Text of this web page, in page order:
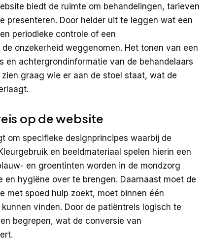
biedt de ruimte om behandelingen, tarieven
presenteren. Door helder uit te leggen wat een
periodieke controle of een
onzekerheid weggenomen. Het tonen van een
en achtergrondinformatie van de behandelaars
graag wie er aan de stoel staat, wat de
op de website
om specifieke designprincipes waarbij de
en beeldmateriaal spelen hierin een
en groentinten worden in de mondzorg
hygiëne over te brengen. Daarnaast moet de
met spoed hulp zoekt, moet binnen één
vinden. Door de patiëntreis logisch te
begrepen, wat de conversie van